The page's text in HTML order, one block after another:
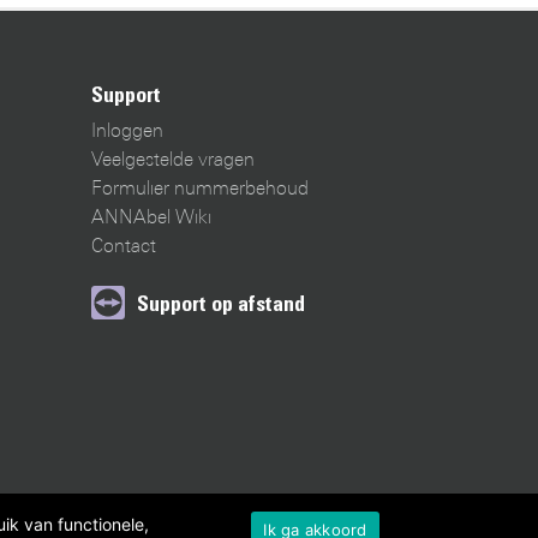
Support
Inloggen
Veelgestelde vragen
Formulier nummerbehoud
ANNAbel Wiki
Contact
Support op afstand
van functionele, Ik ga akkoord